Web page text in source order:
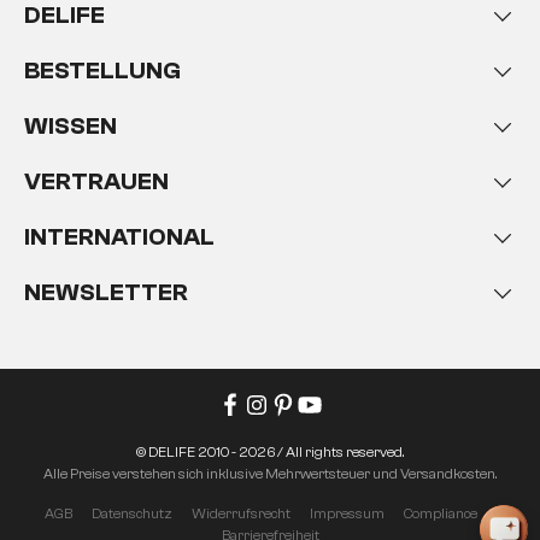
Bestrahlung mit Sand oder dem Bürstenverfahren
jedem Möbelstück zu erreichen, sind
unverwechselbare Unikate
Pflege vor allem ein möglichst weiches und vor
allem fusselfreies Tuch. Wischen Sie mit wirklich
und ohne Druck über die Flächen. Bitte benutzen Sie
würden den Holzoberflächen erheblichen Schaden
DELIFE
BESTELLUNG
WISSEN
VERTRAUEN
INTERNATIONAL
NEWSLETTER
AGB Datenschutz Widerrufsrecht Impressum
Compliance
Barrierefreiheit
© DELIFE 2010 - 2026 / All rights reserved.
Alle Preise verstehen sich inklusive Mehrwertsteuer und Versandkosten.